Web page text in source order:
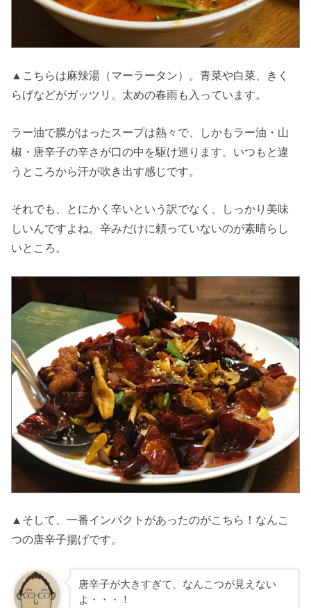
▲こちらは麻辣湯（マーラータン）。青菜や白菜、きく
らげなどがガッツリ。太めの春雨も入っています。
ラー油で膜がはったスープは熱々で、しかもラー油・山
椒・唐辛子の辛さが口の中を駆け巡ります。いつもと違
うところから汗が吹き出す感じです。
それでも、とにかく辛いという訳でなく、しっかり美味
しいんですよね。辛みだけに頼っていないのが素晴らし
いところ。
▲そして、一番インパクトがあったのがこちら！なんこ
つの唐辛子揚げです。
唐辛子が大きすぎて、なんこつが見えない
よ・・・！